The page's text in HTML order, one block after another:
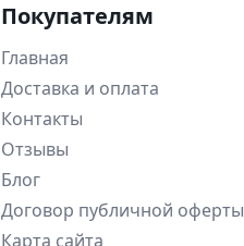
Покупателям
Главная
Доставка и оплата
Контакты
Отзывы
Блог
Договор публичной оферты
Карта сайта